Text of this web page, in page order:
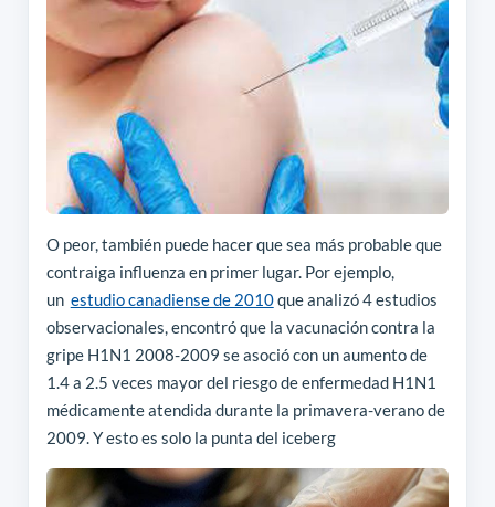
O peor, también puede hacer que sea más probable que
contraiga influenza en primer lugar. Por ejemplo,
un estudio canadiense de 2010que analizó 4 estudios
observacionales, encontró que la vacunación contra la
gripe H1N1 2008-2009 se asoció con un aumento de
1.4 a 2.5 veces mayor del riesgo de enfermedad H1N1
médicamente atendida durante la primavera-verano de
2009. Y esto es solo la punta del iceberg